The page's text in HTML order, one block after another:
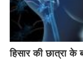
हिसार की छात्रा के